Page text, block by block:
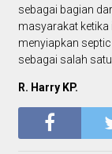
sebagai bagian
masyarakat ketika
menyiapkan
sebagai salah
R. Harry KP.